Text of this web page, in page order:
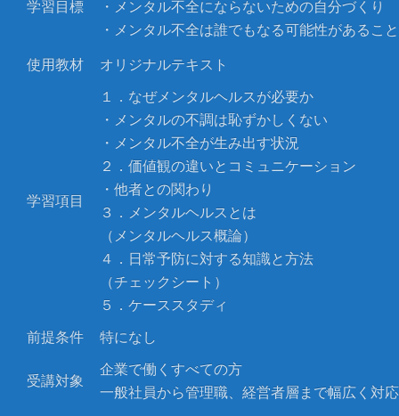
学習目標
・メンタル不全にならないための自分づくり
・メンタル不全は誰でもなる可能性があるこ
使用教材
オリジナルテキスト
学習項目
１．なぜメンタルヘルスが必要か
・メンタルの不調は恥ずかしくない
・メンタル不全が生み出す状況
２．価値観の違いとコミュニケーション
・他者との関わり
３．メンタルヘルスとは
（メンタルヘルス概論）
４．日常予防に対する知識と方法
（チェックシート）
５．ケーススタディ
前提条件
特になし
受講対象
企業で働くすべての方
一般社員から管理職、経営者層まで幅広く対応